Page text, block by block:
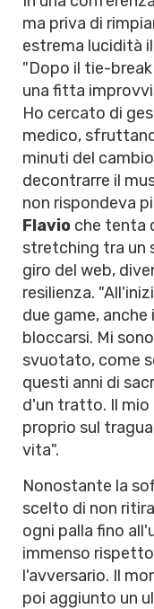
ma priva di
estrema lucidità
"Dopo il tie-
una fitta
Ho cercato di
medico,
minuti del
decontrarre il
non rispondeva
Flavio che tenta
stretching tra un
giro del web,
resilienza.
due game,
bloccarsi. Mi
svuotato, come
questi anni di
d'un tratto. Il mio
proprio sul
vita".
Nonostante la
scelto di non
ogni palla fino
immenso
l'avversario. Il
poi aggiunto un